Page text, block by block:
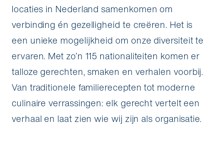
locaties in Nederland samenkomen om
verbinding én gezelligheid te creëren. Het is
een unieke mogelijkheid om onze diversiteit te
ervaren. Met zo’n 115 nationaliteiten komen er
talloze gerechten, smaken en verhalen voorbij.
Van traditionele familierecepten tot moderne
culinaire verrassingen: elk gerecht vertelt een
verhaal en laat zien wie wij zijn als organisatie.